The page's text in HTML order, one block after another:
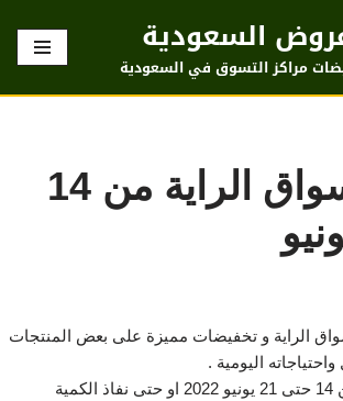
السعودية
مراكز التسوق في السعودية
عروض اسواق الراية من 14
الراية و تخفيضات مميزة على بعض المنتجات
اليومية .
تسري هذة العروض من 14 حتى 21 يونيو 2022 او حتى نفاذ الكمية